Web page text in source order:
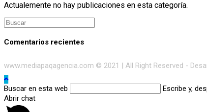
Actualemente no hay publicaciones en esta categoría.
Comentarios recientes
www.mediapaqagencia.com © 2021 | All Right Reserved -
Buscar en esta web
Escribe y,
Abrir chat